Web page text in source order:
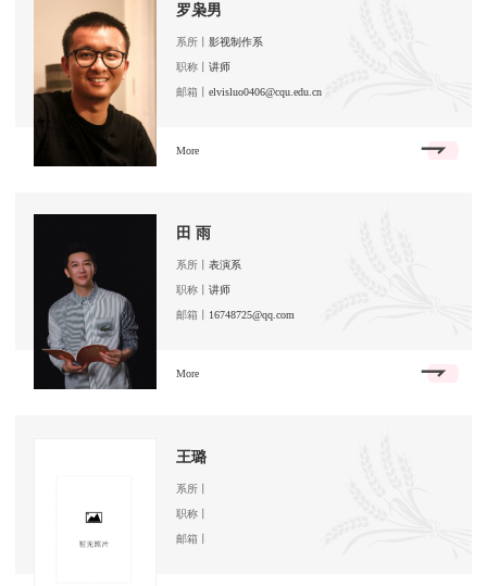
罗枭男
系所丨影视制作系
职称丨讲师
邮箱丨elvisluo0406@cqu.edu.cn
More
田 雨
系所丨表演系
职称丨讲师
邮箱丨 16748725@qq.com
More
王璐
系所丨
职称丨
邮箱丨